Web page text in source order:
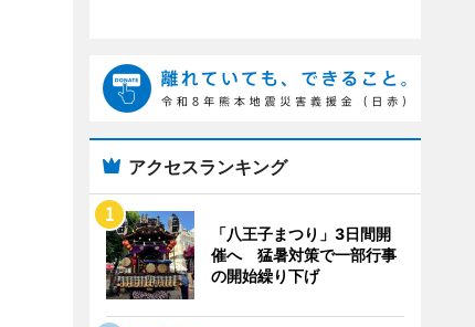
アクセスランキング
「八王子まつり」3日間開
催へ 猛暑対策で一部行事
の開始繰り下げ